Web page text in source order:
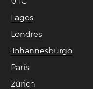
Lagos
Londres
Johannesburgo
París
Zúrich